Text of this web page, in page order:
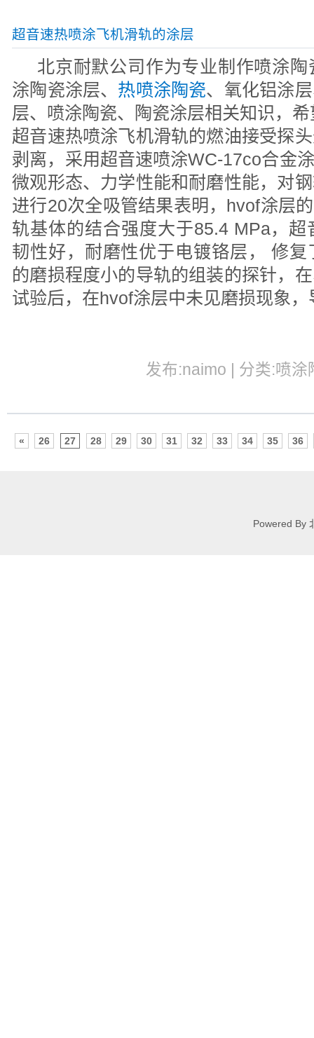
超音速热喷涂飞机滑轨的涂层
北京耐默公司作为专业制作喷涂
涂陶瓷涂层、 热喷涂陶瓷、氧化铝涂
层、喷涂陶瓷、陶瓷涂层相关知识，
超音速热喷涂飞机滑轨的燃油接受探
剥离，采用超音速喷涂WC-17co合金
微观形态、力学性能和耐磨性能，对
进行20次全吸管结果表明，hvof涂层
轨基体的结合强度大于85.4 MPa，
韧性好，耐磨性优于电镀铬层， 修
的磨损程度小的导轨的组装的探针，
试验后，在hvof涂层中未见磨损现象
发布:naimo | 分类:喷
« 26 27 28 29 30 31 32 33 34 35 36
Powered By